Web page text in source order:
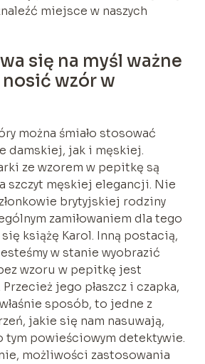
miejsce w naszych
się na myśl ważne
wzór w
można śmiało stosować
damskiej, jak i męskiej.
ze wzorem w pepitkę są
szczyt męskiej elegancji. Nie
brytyjskiej rodziny
zamiłowaniem dla tego
książę Karol. Inną postacią,
w stanie wyobrazić
wzoru w pepitkę jest
jego płaszcz i czapka,
sposób, to jedne z
jakie się nam nasuwają,
tym powieściowym detektywie.
możliwości zastosowania